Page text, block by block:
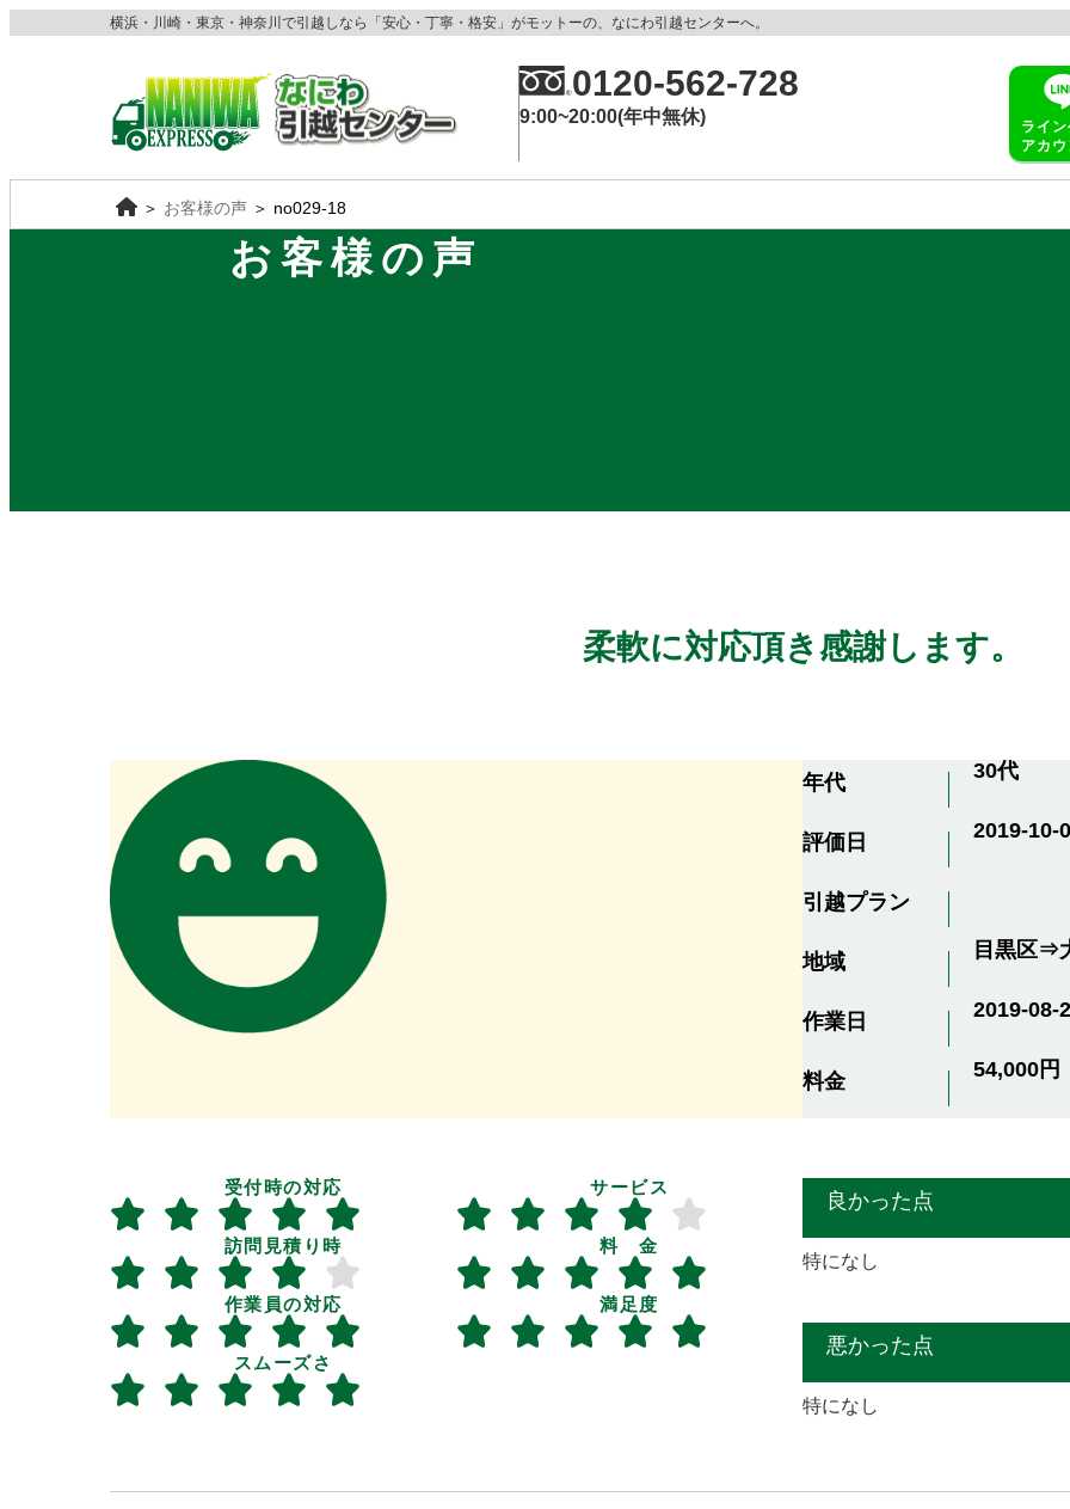
横浜・川崎・東京・神奈川で引越しなら「安心・丁寧・格安」がモットーの、なにわ引越センターへ。
0120-562-728
9:00~20:00(年中無休)
ライ
アカ
＞ お客様の声 ＞ no029-18
お客様の声
柔軟に対応頂き感謝します。
年代 30代
評価日 2019-10-
引越プラン
地域 目黒区⇒
作業日 2019-08-
料金 54,000円
受付時の対応
訪問見積り時
作業員の対応
スムーズさ
サービス
料 金
満足度
良かった点
特になし
悪かった点
特になし